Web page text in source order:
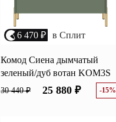
Распашные шкафы
6 470 ₽ в Сплит
Комод Сиена дымчатый
зеленый/дуб вотан KOM3S
30 440 ₽ 25 880 ₽ -15%